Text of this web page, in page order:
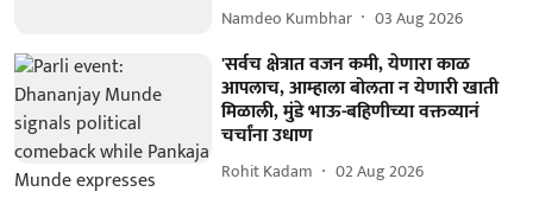
Namdeo Kumbhar 03 Aug 2026
'सर्वच क्षेत्रात वजन कमी, येणारा काळ
आपलाच, आम्हाला बोलता न येणारी खाती
मिळाली, मुंडे भाऊ-बहिणीच्या वक्तव्यानं
चर्चांना उधाण
Rohit Kadam 02 Aug 2026